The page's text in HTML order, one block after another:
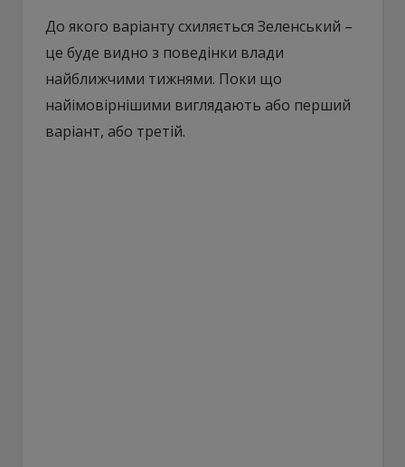
До якого варіанту схиляється Зеленський –
це буде видно з поведінки влади
найближчими тижнями. Поки що
найімовірнішими виглядають або перший
варіант, або третій.